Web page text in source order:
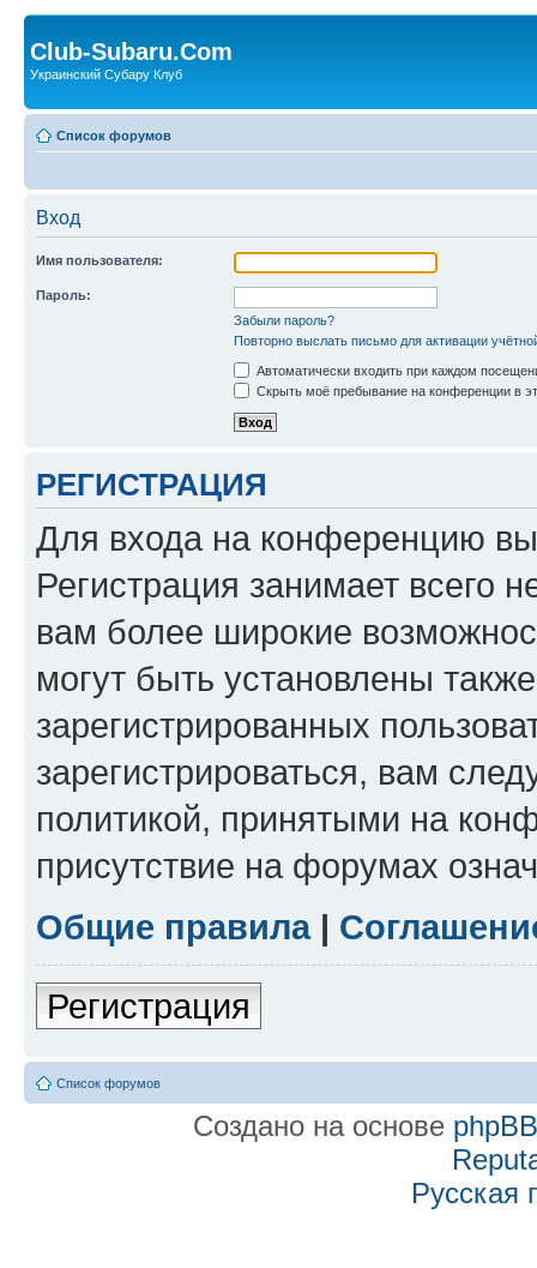
Club-Subaru.Com
Украинский Субару Клуб
Список форумов
Вход
Имя пользователя:
Пароль:
Забыли пароль?
Повторно выслать письмо для активации
Автоматически входить при каждом
Скрыть моё пребывание на конференции в
РЕГИСТРАЦИЯ
Для входа на конференцию
Регистрация занимает всего
вам более широкие
могут быть установлены
зарегистрированных
зарегистрироваться, вам
политикой, принятыми на
присутствие на форумах
Общие правила|
Регистрация
Список форумов
Создано на основе phpBB
Русская